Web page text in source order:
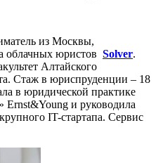
из Москвы,
облачных юристов Solver.
Алтайского
Стаж в юриспруденции – 18
в юридической практике
Ernst&Young и руководила
IT-стартапа. Сервис